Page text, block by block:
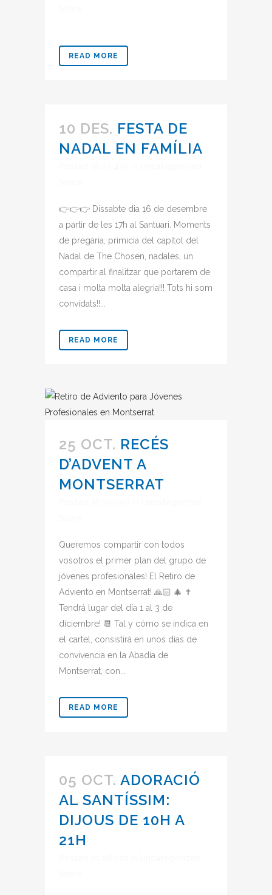
READ MORE
10 DES. FESTA DE
NADAL EN FAMÍLIA
👉👉👉 Dissabte dia 16 de desembre
a partir de les 17h al Santuari. Moments
de pregària, primicia del capítol del
Nadal de The Chosen, nadales, un
compartir al finalitzar que portarem de
casa i molta molta alegria!!! Tots hi som
convidats!!...
READ MORE
25 OCT. RECÉS
D’ADVENT A
MONTSERRAT
Queremos compartir con todos
vosotros el primer plan del grupo de
jóvenes profesionales! El Retiro de
Adviento en Montserrat! 🙏🏻 🎄 ✝️
Tendrá lugar del día 1 al 3 de
diciembre! 📆 Tal y cómo se indica en
el cartel, consistirá en unos días de
convivencia en la Abadía de
Montserrat, con...
READ MORE
05 OCT. ADORACIÓ
AL SANTÍSSIM:
DIJOUS DE 10H A
21H